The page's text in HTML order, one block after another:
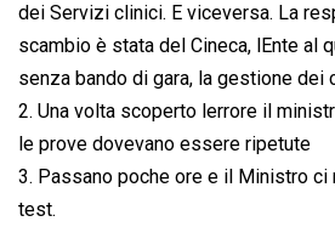
dei Servizi clinici. E viceversa. La
scambio è stata del Cineca, lEnte al
senza bando di gara, la gestione dei
2. Una volta scoperto lerrore il
le prove dovevano essere ripetute
3. Passano poche ore e il Ministro ci
test.